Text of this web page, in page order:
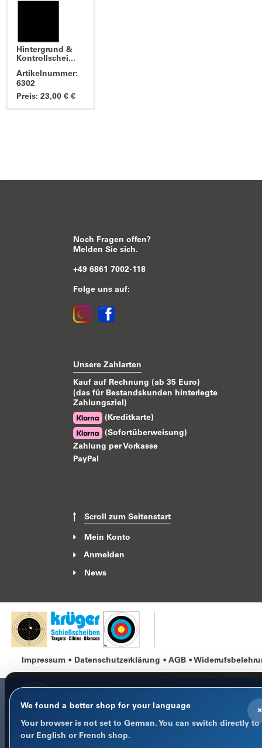
Hintergrund &
Kontrollschei...
Artikelnummer:
6302
Preis: 23,00 € €
Noch Fragen offen?
Melden Sie sich.
+49 6861 7002-118
Folge uns auf:
Unsere Zahlarten
Kauf auf Rechnung (ab 35 Euro)
(das für Bestandskunden hinterlegte
Zahlungsziel)
(Kreditkarte)
(Sofortüberweisung)
Zahlung per Vorkasse
PayPal
Scroll zum Seitenstart
Mein Konto
Anmelden
News
Impressum Datenschutzerklärung AGB
×
We found a better shop for your language
Your browser is not set to German. You can switch directly to
our English or French shop.
COOKIE-HINWEIS
Datenschutz im Fokus